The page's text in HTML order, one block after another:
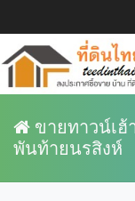
ขายทาวน์เ
พันท้ายนรสิงห์